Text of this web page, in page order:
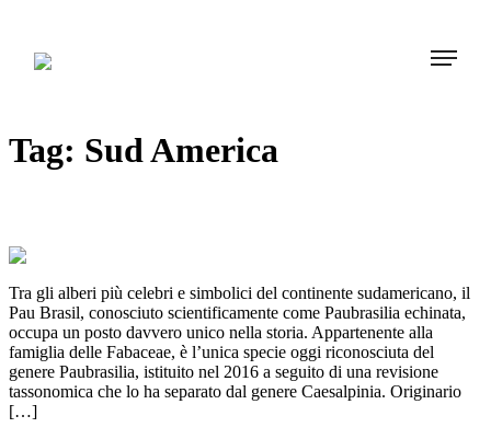
Tag: Sud America
Tra gli alberi più celebri e simbolici del continente sudamericano, il
Pau Brasil, conosciuto scientificamente come Paubrasilia echinata,
occupa un posto davvero unico nella storia. Appartenente alla
famiglia delle Fabaceae, è l’unica specie oggi riconosciuta del
genere Paubrasilia, istituito nel 2016 a seguito di una revisione
tassonomica che lo ha separato dal genere Caesalpinia. Originario
[…]